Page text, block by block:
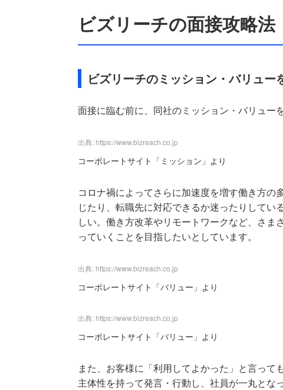
ビズリーチの面接攻略法
ビズリーチのミッション・バリュ
面接に臨む前に、同社のミッション・バリュー
出典: https://www.bizreach.co.jp
コーポレートサイト「ミッション」より
コロナ禍によってさらに加速度を増す働き方
じたり、転職先に対応できるか迷ったりして
しい。働き方改革やリモートワークなど、さま
っていくことを目指したいとしています。
出典: https://www.bizreach.co.jp
コーポレートサイト「バリュー」より
出典: https://www.bizreach.co.jp
コーポレートサイト「バリュー」より
また、お客様に「利用してよかった」と言っ
主体性を持って発言・行動し、社員が一丸と